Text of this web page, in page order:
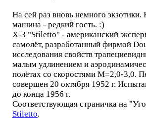
На сей раз вновь немного экзотики.
машина - редкий гость. :)
X-3 "Stiletto" - американский
самолёт, разработанный фирмой
исследования свойств
малым удлинением и
полётах со скоростями M=2,0-3,0.
совершен 20 октября 1952 г.
до конца 1956 г.
Соответствующая страничка на
Stiletto.